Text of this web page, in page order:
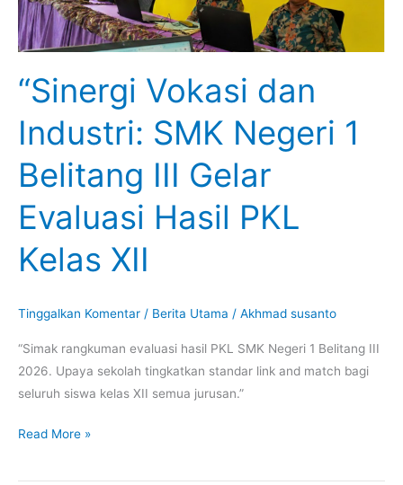
“Sinergi Vokasi dan
Industri: SMK Negeri 1
Belitang III Gelar
Evaluasi Hasil PKL
Kelas XII
Tinggalkan Komentar / Berita Utama / Akhmad susanto
“Simak rangkuman evaluasi hasil PKL SMK Negeri 1 Belitang III
2026. Upaya sekolah tingkatkan standar link and match bagi
seluruh siswa kelas XII semua jurusan.”
III
Gelar
Hasil
Kelas
Read More »